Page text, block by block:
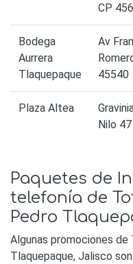
CP
Bodega
Aurrera
Tlaquepaque
Av
45540
Plaza Altea
Nilo
Paquetes de
telefonía de
Pedro
Algunas promociones
Tlaquepaque, Jalisco son: